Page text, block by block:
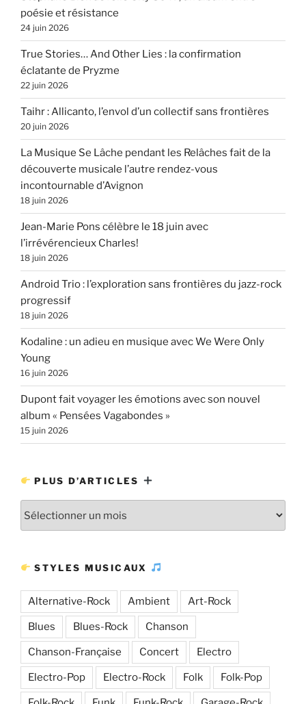
poésie et résistance
24 juin 2026
True Stories… And Other Lies : la confirmation
éclatante de Pryzme
22 juin 2026
Taihr : Allicanto, l’envol d’un collectif sans frontières
20 juin 2026
La Musique Se Lâche pendant les Relâches fait de la
découverte musicale l’autre rendez-vous
incontournable d’Avignon
18 juin 2026
Jean-Marie Pons célèbre le 18 juin avec
l’irrévérencieux Charles!
18 juin 2026
Android Trio : l’exploration sans frontières du jazz-rock
progressif
18 juin 2026
Kodaline : un adieu en musique avec We Were Only
Young
16 juin 2026
Dupont fait voyager les émotions avec son nouvel
album « Pensées Vagabondes »
15 juin 2026
PLUS D’ARTICLES
STYLES MUSICAUX
Alternative-Rock Ambient Art-Rock
Blues Blues-Rock Chanson
Chanson-Française Concert Electro
Electro-Pop Electro-Rock Folk Folk-Pop